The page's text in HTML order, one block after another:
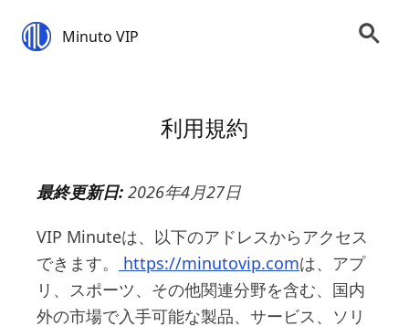
Minuto VIP
利用規約
最終更新日: 2026年4月27日
VIP Minuteは、以下のアドレスからアクセス
できます。
https://minutovip.comは、アプ
リ、スポーツ、その他関連分野を含む、国内
外の市場で入手可能な製品、サービス、ソリ